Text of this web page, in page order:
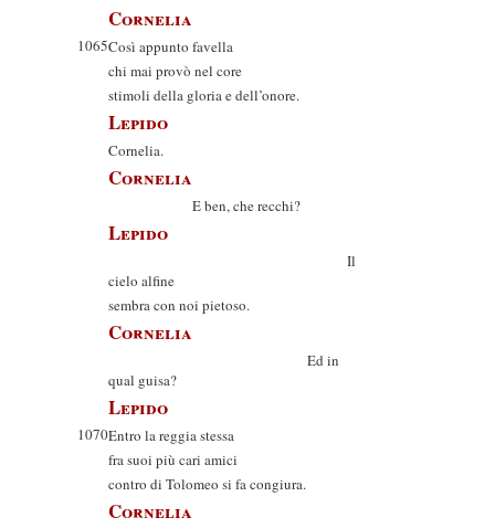
Cornelia
1065Così appunto favella
chi mai provò nel core
stimoli della gloria e dell’onore.
Lepido
Cornelia.
Cornelia
E ben, che recchi?
Lepido
Il
cielo alfine
sembra con noi pietoso.
Cornelia
Ed in
qual guisa?
Lepido
1070Entro la reggia stessa
fra suoi più cari amici
contro di Tolomeo si fa congiura.
Cornelia